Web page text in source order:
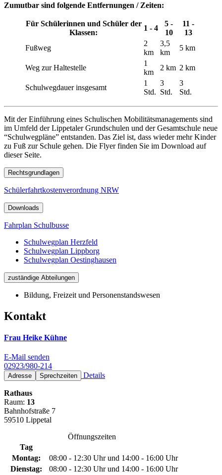
Zumutbar sind folgende Entfernungen / Zeiten:
Für Schülerinnen und Schüler der
Klassen:
1 - 4
5 -
10
11 -
13
Fußweg
2
km
3,5
km
5 km
Weg zur Haltestelle
1
km
2 km 2 km
Schulwegdauer insgesamt
1
Std.
3
Std.
3
Std.
Mit der Einführung eines Schulischen Mobilitätsmanagements sind
im Umfeld der Lippetaler Grundschulen und der Gesamtschule neue
“Schulwegpläne” entstanden. Das Ziel ist, dass wieder mehr Kinder
zu Fuß zur Schule gehen. Die Flyer finden Sie im Download auf
dieser Seite.
Rechtsgrundlagen
Schülerfahrtkostenverordnung NRW
Downloads
Fahrplan Schulbusse
Schulwegplan Herzfeld
Schulwegplan Lippborg
Schulwegplan Oestinghausen
zuständige Abteilungen
Bildung, Freizeit und Personenstandswesen
Kontakt
Frau Heike Kühne
E-Mail senden
02923/980-214
Adresse Sprechzeiten Details
Rathaus
Raum: 13
Bahnhofstraße 7
59510 Lippetal
Öffnungszeiten
Tag
Montag:
08:00 - 12:30 Uhr und 14:00 - 16:00 Uhr
Dienstag:
08:00 - 12:30 Uhr und 14:00 - 16:00 Uhr